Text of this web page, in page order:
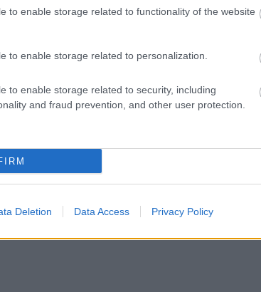
to enable storage related to functionality of the website
to enable storage related to personalization.
to enable storage related to security, including
and fraud prevention, and other user protection.
Deletion Data Access Privacy Policy
ο πονοκέφαλος από
από κατάχρηση ή από στέρηση φαρμάκων
και εμφανίζονται σχεδόν κάθε μέρα.